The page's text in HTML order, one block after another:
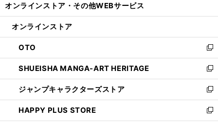
開
ン
ウ
で
開
く
ウ
ン
ド
ウ
で
開
く
オンラインストア・ その他WEBサービス
オンラインストア
OTO
新
し
い
ウ
ィ
ン
ド
ウ
SHUEISHA MANGA-ART HERITAGE
新
し
い
ウ
ィ
ジャンプキャラクターズストア
新
し
い
HAPPY PLUS STORE
新